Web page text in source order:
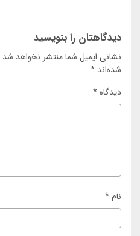
دیدگاهتان را بنویسید
نشانی ایمیل شما منتشر نخواهد شد.
شده‌اند *
دیدگاه*
نام*